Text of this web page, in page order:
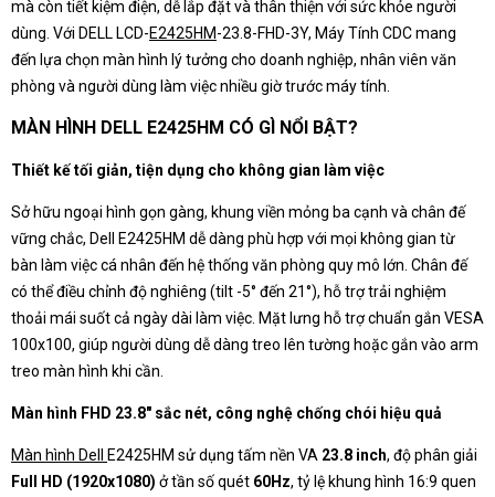
mà còn tiết kiệm điện, dễ lắp đặt và thân thiện với sức khỏe người
dùng. Với DELL LCD-E2425HM-23.8-FHD-3Y, Máy Tính CDC mang
đến lựa chọn màn hình lý tưởng cho doanh nghiệp, nhân viên văn
phòng và người dùng làm việc nhiều giờ trước máy tính.
MÀN HÌNH DELL E2425HM CÓ GÌ NỔI BẬT?
Thiết kế tối giản, tiện dụng cho không gian làm việc
Sở hữu ngoại hình gọn gàng, khung viền mỏng ba cạnh và chân đế
vững chắc, Dell E2425HM dễ dàng phù hợp với mọi không gian từ
bàn làm việc cá nhân đến hệ thống văn phòng quy mô lớn. Chân đế
có thể điều chỉnh độ nghiêng (tilt -5° đến 21°), hỗ trợ trải nghiệm
thoải mái suốt cả ngày dài làm việc. Mặt lưng hỗ trợ chuẩn gắn VESA
100x100, giúp người dùng dễ dàng treo lên tường hoặc gắn vào arm
treo màn hình khi cần.
Màn hình FHD 23.8" sắc nét, công nghệ chống chói hiệu quả
Màn hình Dell E2425HM sử dụng tấm nền VA 23.8 inch, độ phân giải
Full HD (1920x1080) ở tần số quét 60Hz, tỷ lệ khung hình 16:9 quen